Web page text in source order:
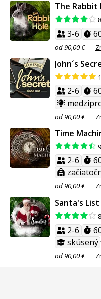
The Rabbit
3-6
od 90,00 €
John´s
2-6
od 90,00 €
Time
2-6
od 90,00 €
Santa's List
2-6
skúsený
od 90,00 €